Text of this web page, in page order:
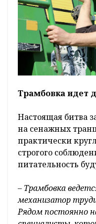
Трамбовка идет
Настоящая битва
на сенажных
практически
строгого
питательность
– Трамбовка
механизатор
Рядом постоянно